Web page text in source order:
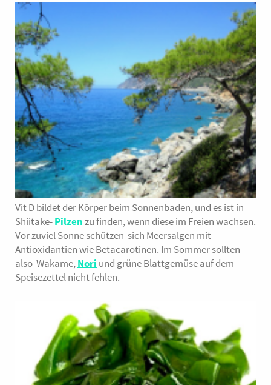
1 L.
Möhren und Nori,
bekommen durch
Smoked Shoyu die
Räuchernote, die bei
veganem Essen
bisweilen vermisst
wird. Zum Würzen
von Dulse, Hiziki,
Seitan und Tempeh.
Wasser,
SOJABOHNEN*,
WEIZEN*, Meersalz, A.
Oryzae, Wasser,
Rauch von
Holzspänen des
japanischen
Kirschbaums
ökologischem Anbau
Lima NV, Groendreef
101, B-9880 Aalter
Nährwert pro 100g
263kJ/62kcal ·
Vit D bildet der Körper beim Sonnenbaden, und es ist in
Shiitake-Pilzenzu finden, wenn diese im Freien wachsen.
Vor zuviel Sonne schützen sich Meersalgen mit
Antioxidantien wie Betacarotinen. Im Sommer sollten
also Wakame,Nori und grüne Blattgemüse auf dem
Speisezettel nicht fehlen.